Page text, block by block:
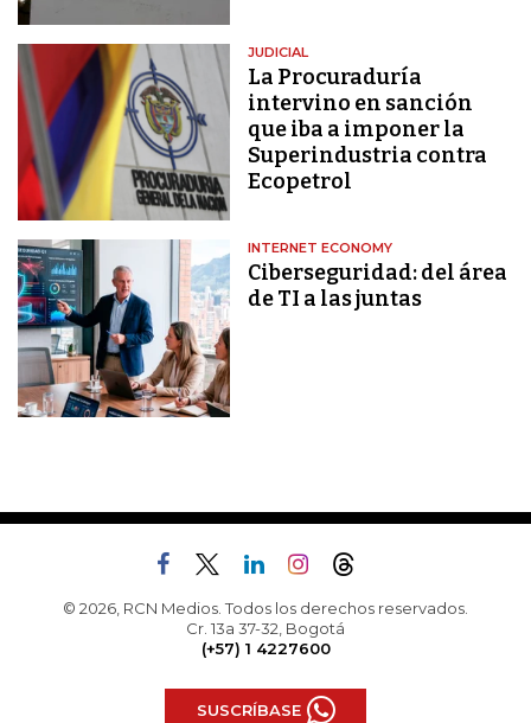
JUDICIAL
La Procuraduría
intervino en sanción
que iba a imponer la
Superindustria contra
Ecopetrol
INTERNET ECONOMY
Ciberseguridad: del área
de TI a las juntas
© 2026, RCN Medios. Todos los derechos reservados.
Cr. 13a 37-32, Bogotá
(+57) 1 4227600
SUSCRÍBASE